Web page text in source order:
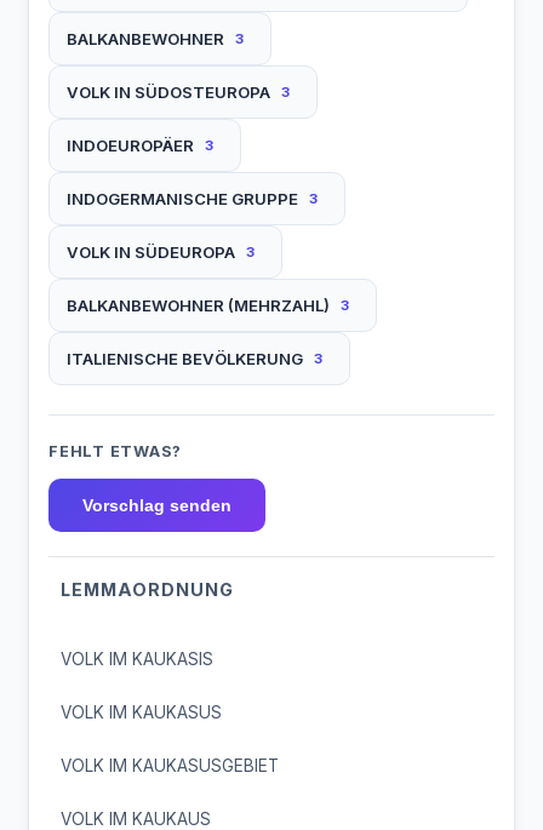
BALKANBEWOHNER 3
VOLK IN SÜDOSTEUROPA 3
INDOEUROPÄER 3
INDOGERMANISCHE GRUPPE 3
VOLK IN SÜDEUROPA 3
BALKANBEWOHNER (MEHRZAHL) 3
ITALIENISCHE BEVÖLKERUNG 3
FEHLT ETWAS?
Vorschlag senden
LEMMAORDNUNG
VOLK IM KAUKASIS
VOLK IM KAUKASUS
VOLK IM KAUKASUSGEBIET
VOLK IM KAUKAUS